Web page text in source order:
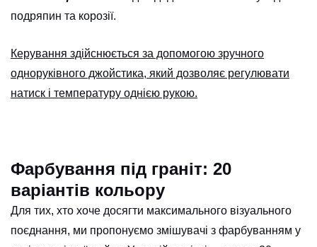
подряпин та корозії.
Керування здійснюється за допомогою зручного
одноруківного джойстика, який дозволяє регулювати
натиск і температуру однією рукою.
Фарбування під граніт: 20
варіантів кольору
Для тих, хто хоче досягти максимального візуального
поєднання, ми пропонуємо змішувачі з фарбуванням у